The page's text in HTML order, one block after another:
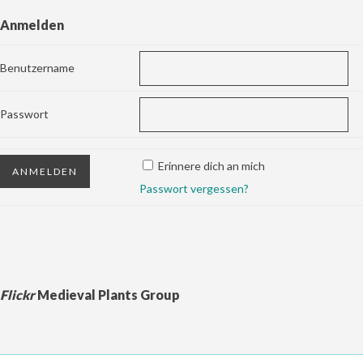
Anmelden
Benutzername
Passwort
Erinnere dich an mich
Passwort vergessen?
FlickrMedieval Plants Group